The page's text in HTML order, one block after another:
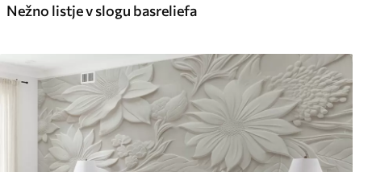
Nežno listje v slogu basreliefa